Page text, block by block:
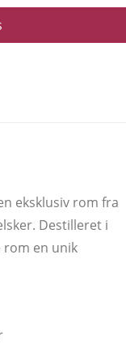
eksklusiv rom fra
Destilleret i
rom en unik